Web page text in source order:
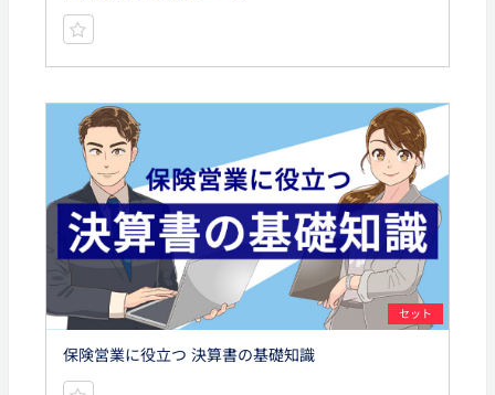
セット
保険営業に役立つ 決算書の基礎知識